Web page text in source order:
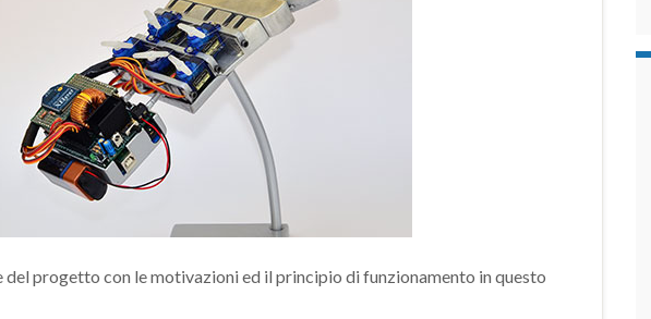
del progetto con le motivazioni ed il principio di funzionamento in questo